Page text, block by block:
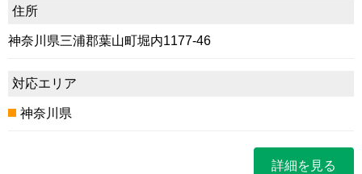
住所
神奈川県三浦郡葉山町堀内1177-46
対応エリア
神奈川県
詳細を見る